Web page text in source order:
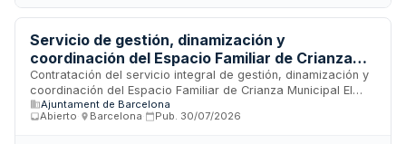
en situación de vulnerabilidad. La duración es de catorce
meses, siendo doce meses y setenta y tres centésimas de
prestación efectiva. La contratación está sujeta a la Ley de
Contratos del Sector Público y a medidas de sostenibilidad
en la contratación.
Servicio de gestión, dinamización y
coordinación del Espacio Familiar de Crianza
Municipal El Pequeño Dragón del Ayuntamiento
de Barcelona
Contratación del servicio integral de gestión, dinamización y
coordinación del Espacio Familiar de Crianza Municipal El
Pequeño Dragón, ubicado en el distrito de Sarrià-Sant
Gervasi de Barcelona. El equipamiento municipal atiende a
Ajuntament de Barcelona
Abierto
Barcelona Pub. 30/07/2026